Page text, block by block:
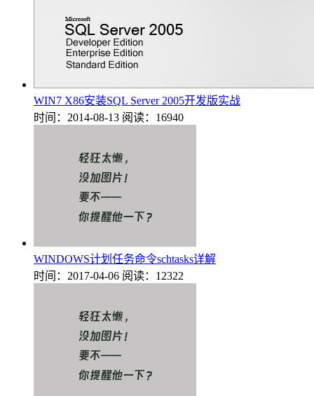
WIN7 X86安装SQL Server 2005开发版实战
时间：2014-08-13 阅读：16940
WINDOWS计划任务命令schtasks详解
时间：2017-04-06 阅读：12322